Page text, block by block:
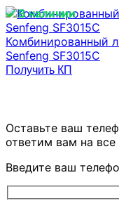
В наличии
Комбинированный
Senfeng SF3015C
Получить КП
Оставьте ваш
ответим вам на
Введите ваш